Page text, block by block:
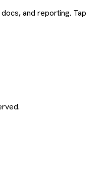
and reporting. Tap